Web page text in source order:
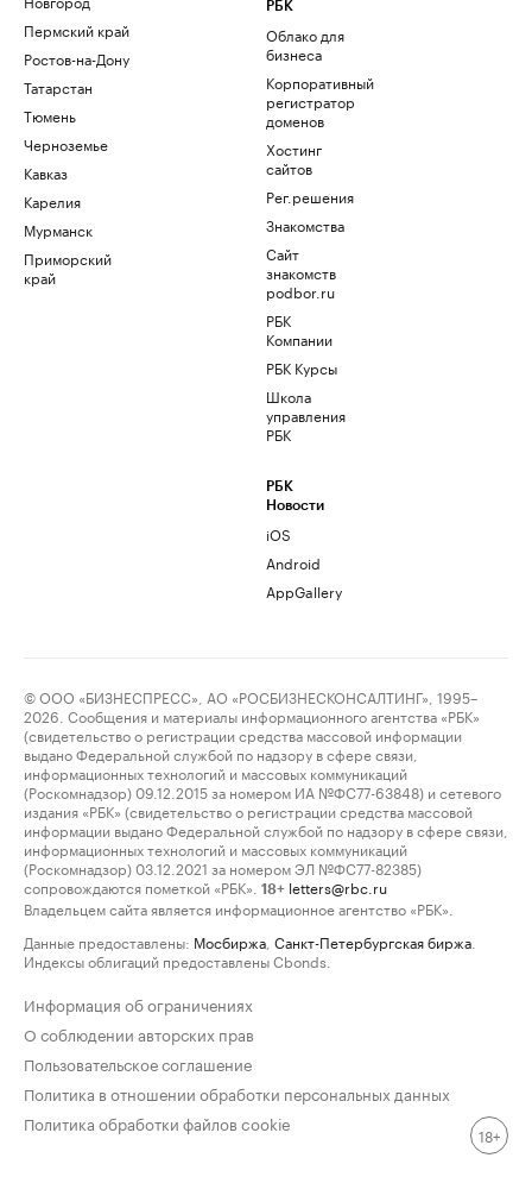
Пермский край
Ростов-на-Дону
Татарстан
Тюмень
Черноземье
Кавказ
Карелия
Мурманск
Приморский
край
РБК
Облако для
бизнеса
Корпоративный
регистратор
доменов
Хостинг
сайтов
Рег.решения
Знакомства
Сайт
знакомств
podbor.ru
РБК
Компании
РБК Курсы
Школа
управления
РБК
РБК
Новости
iOS
Android
AppGallery
© ООО «БИЗНЕСПРЕСС», АО «РОСБИЗНЕСКОНСАЛТИНГ», 1995–
2026. Сообщения и материалы информационного агентства «РБК»
(свидетельство о регистрации средства массовой информации
выдано Федеральной службой по надзору в сфере связи,
информационных технологий и массовых коммуникаций
(Роскомнадзор) 09.12.2015 за номером ИА №ФС77-63848) и сетевого
издания «РБК» (свидетельство о регистрации средства массовой
информации выдано Федеральной службой по надзору в сфере связи,
информационных технологий и массовых коммуникаций
(Роскомнадзор) 03.12.2021 за номером ЭЛ №ФС77-82385)
сопровождаются пометкой «РБК».
18+ letters@rbc.ru
Владельцем сайта является информационное агентство «РБК».
Данные предоставлены: Мосбиржа Санкт-Петербургская биржа
Индексы облигаций предоставлены Cbonds.
Информация об ограничениях
О соблюдении авторских прав
Пользовательское соглашение
Политика в отношении обработки персональных данных
Политика обработки файлов cookie
18+